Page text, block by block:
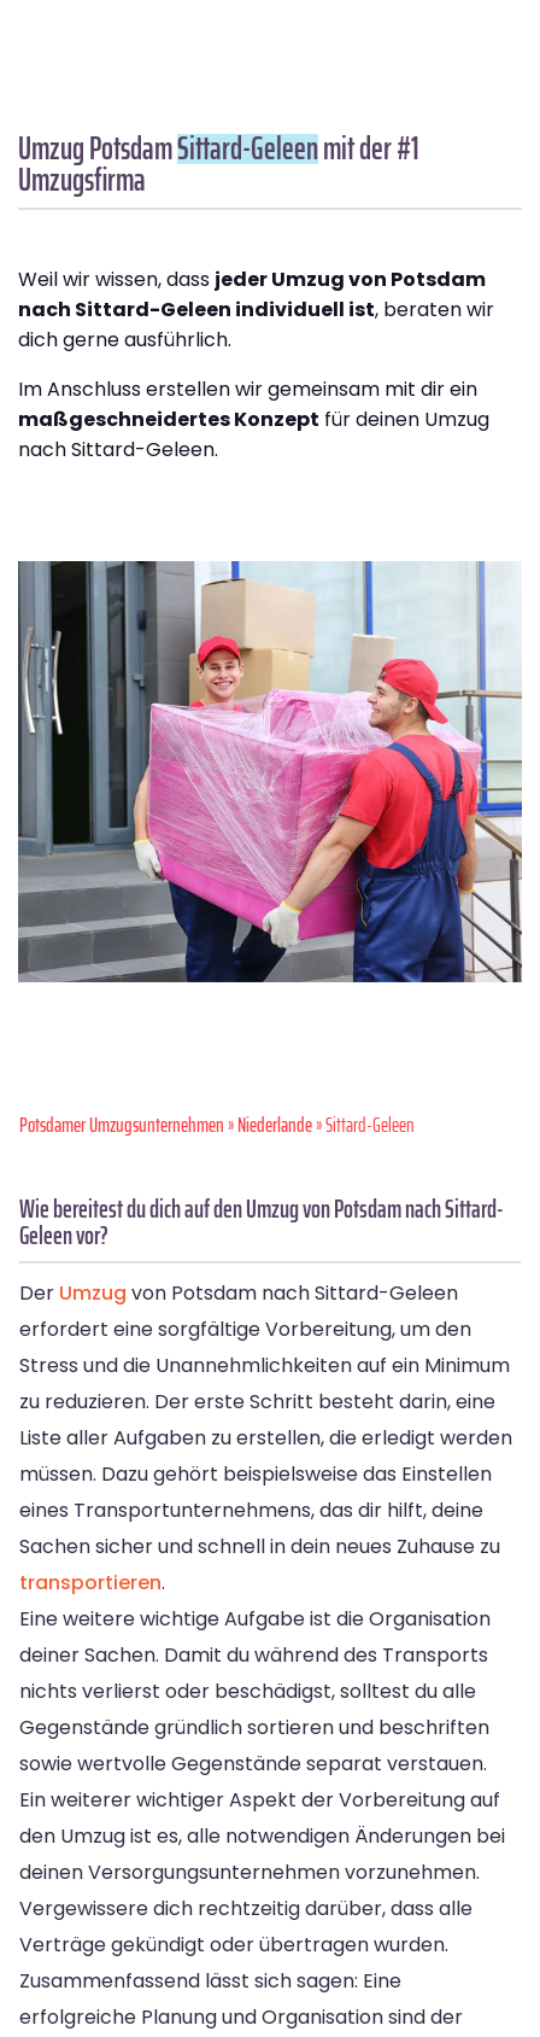
Umzug PotsdamSittard-Geleenmit der #1
Umzugsfirma
Weil wir wissen, dass jeder Umzug von Potsdam
nach Sittard-Geleen individuell ist, beraten wir
dich gerne ausführlich.
Im Anschluss erstellen wir gemeinsam mit dir ein
maßgeschneidertes Konzept für deinen Umzug
nach Sittard-Geleen.
Potsdamer Umzugsunternehmen»Niederlande» Sittard-Geleen
Wie bereitest du dich auf den Umzug von Potsdam nach Sittard-
Geleen vor?
Der Umzug von Potsdam nach Sittard-Geleen
erfordert eine sorgfältige Vorbereitung, um den
Stress und die Unannehmlichkeiten auf ein Minimum
zu reduzieren. Der erste Schritt besteht darin, eine
Liste aller Aufgaben zu erstellen, die erledigt werden
müssen. Dazu gehört beispielsweise das Einstellen
eines Transportunternehmens, das dir hilft, deine
Sachen sicher und schnell in dein neues Zuhause zu
transportieren.
Eine weitere wichtige Aufgabe ist die Organisation
deiner Sachen. Damit du während des Transports
nichts verlierst oder beschädigst, solltest du alle
Gegenstände gründlich sortieren und beschriften
sowie wertvolle Gegenstände separat verstauen.
Ein weiterer wichtiger Aspekt der Vorbereitung auf
den Umzug ist es, alle notwendigen Änderungen bei
deinen Versorgungsunternehmen vorzunehmen.
Vergewissere dich rechtzeitig darüber, dass alle
Verträge gekündigt oder übertragen wurden.
Zusammenfassend lässt sich sagen: Eine
erfolgreiche Planung und Organisation sind der